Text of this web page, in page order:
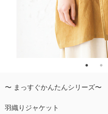
〜 まっすぐかんたんシリーズ〜
羽織りジャケット